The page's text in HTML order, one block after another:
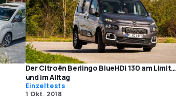
Der Citroën Berlingo BlueHDi 130 am Limit…
und im Alltag
Einzeltests
1 Okt. 2018